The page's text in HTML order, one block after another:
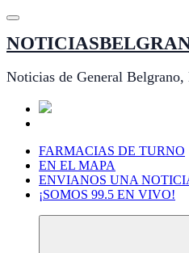
Saltar
contenido
Noticias de General
FARMACIAS DE TURNO
EN EL MAPA
ENVIANOS UNA
¡SOMOS 99.5 EN VIVO!